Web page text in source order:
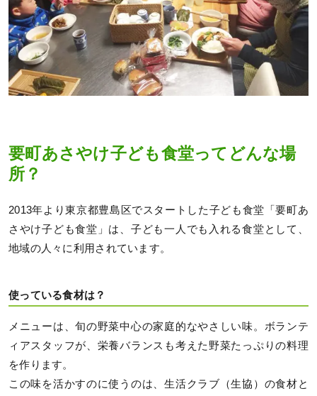
要町あさやけ子ども食堂ってどんな場
所？
2013年より東京都豊島区でスタートした子ども食堂「要町あ
さやけ子ども食堂」は、子ども一人でも入れる食堂として、
地域の人々に利用されています。
使っている食材は？
メニューは、旬の野菜中心の家庭的なやさしい味。ボランテ
ィアスタッフが、栄養バランスも考えた野菜たっぷりの料理
を作ります。
この味を活かすのに使うのは、生活クラブ（生協）の食材と